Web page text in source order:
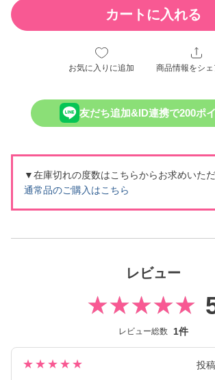
カートに入れる
お気に入りに追加 商品情報をシェ
友だち追加&ID連携で200ポ
▼在庫切れの度数はこちらからお求めいた
通常品のご購入はこちら
レビュー
レビュー総数 1件
★★★★★ 投